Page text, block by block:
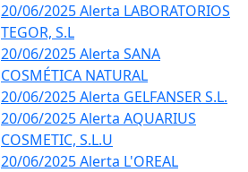
20/06/2025 Alerta LABORATORIOS
TEGOR, S.L
20/06/2025 Alerta SANA
COSMÉTICA NATURAL
20/06/2025 Alerta GELFANSER S.L.
20/06/2025 Alerta AQUARIUS
COSMETIC, S.L.U
20/06/2025 Alerta L'OREAL